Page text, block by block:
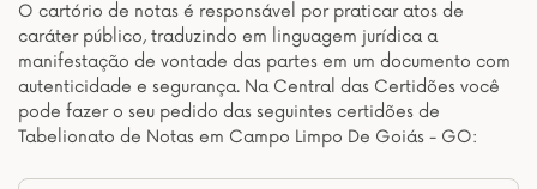
O cartório de notas é responsável por praticar atos de
caráter público, traduzindo em linguagem jurídica a
manifestação de vontade das partes em um documento com
autenticidade e segurança. Na Central das Certidões você
pode fazer o seu pedido das seguintes certidões de
Tabelionato de Notas em Campo Limpo De Goiás - GO: